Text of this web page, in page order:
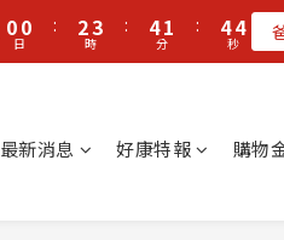
00
日
:
2
1
3
2
時
:
4
3
0
1
0
分
:
4
3
3
2
秒
最新消息 好康特報 購物